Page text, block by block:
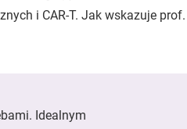
i CAR-T. Jak wskazuje prof.
Idealnym